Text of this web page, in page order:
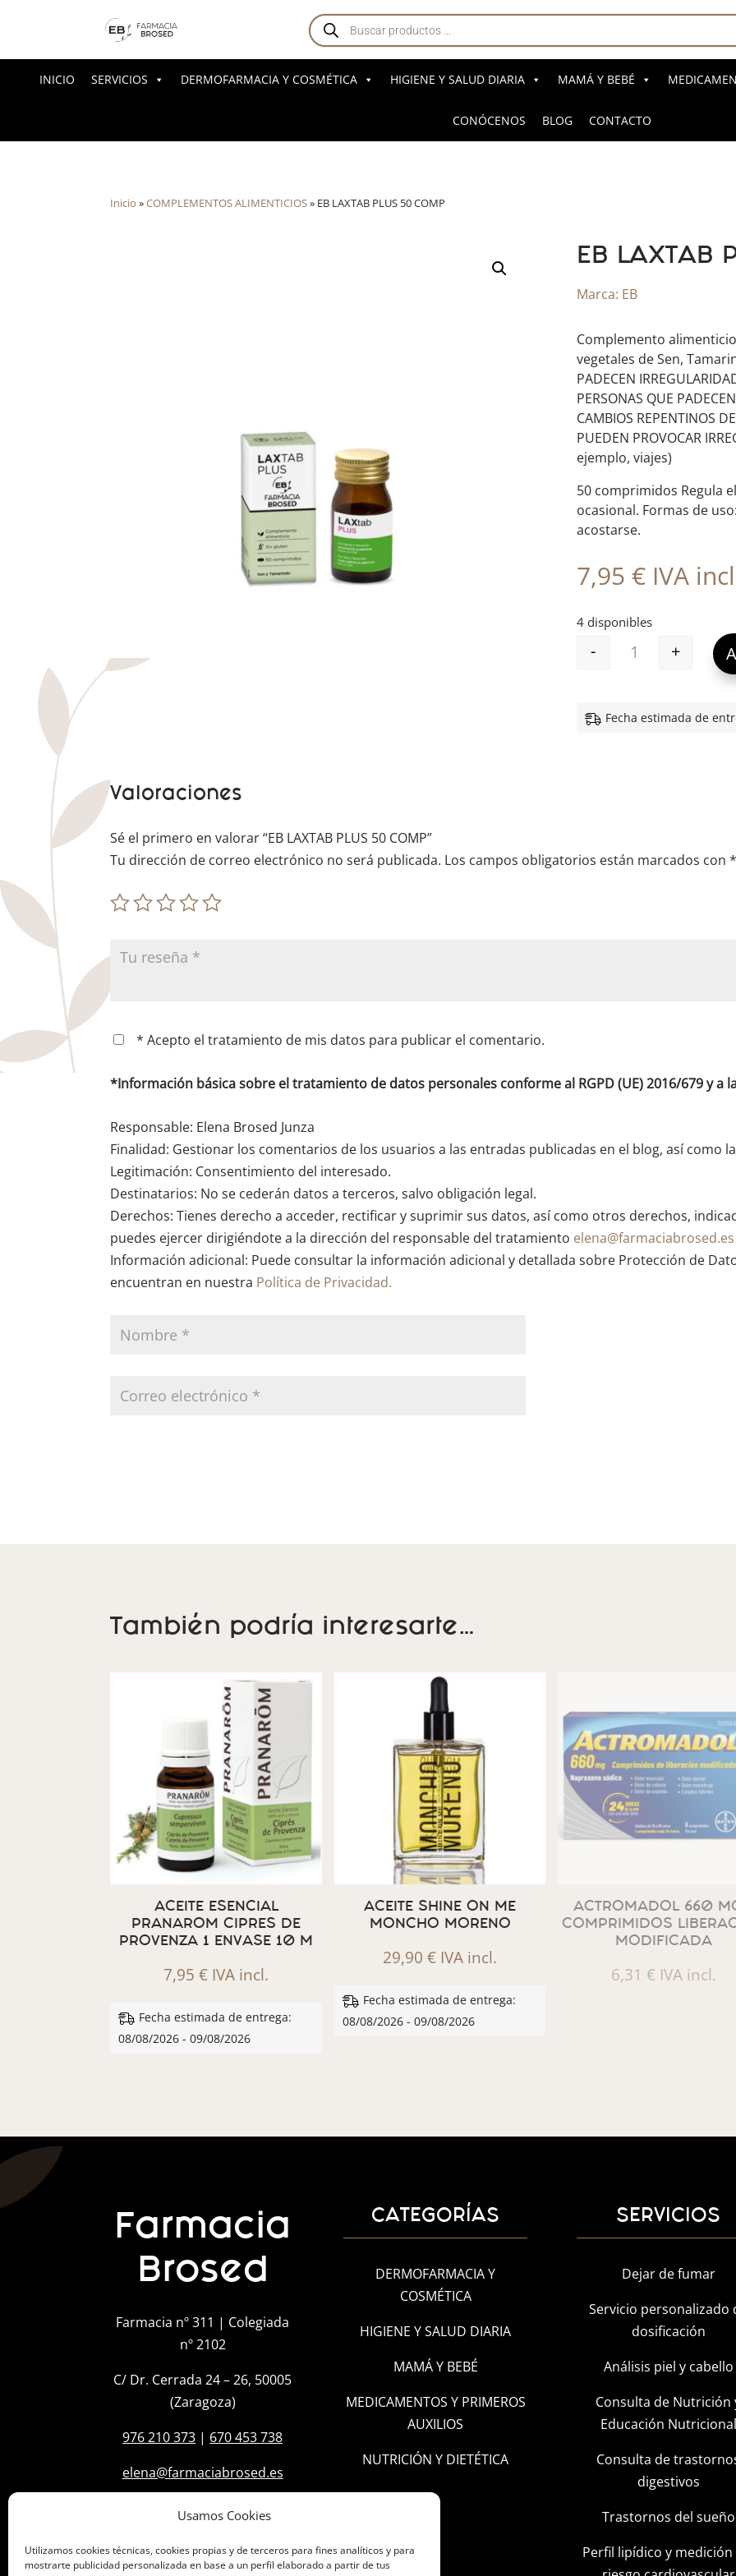
Usamos Cookies
Utilizamos cookies técnicas, cookies propias y de terceros para fines analíticos y para
mostrarte publicidad personalizada en base a un perfil elaborado a partir de tus
Búsqueda
de
productos
INICIO SERVICIOS DERMOFARMACIA Y COSMÉTICA HIGIENE Y SALUD DIARIA MAMÁ Y BEBÉ
CONÓCENOS BLOG CONTACTO
Inicio »COMPLEMENTOS ALIMENTICIOS» EB LAXTAB PLUS 50 COMP
EB LAXTAB
Marca: EB
Complemento
vegetales de Sen,
PADECEN
PERSONAS QUE
CAMBIOS REPENTINOS
PUEDEN PROVOCAR
ejemplo, viajes)
50 comprimidos Regula
ocasional. Formas de
acostarse.
7,95 € IVA
4 disponibles
EB LAXTAB
- +
Fecha estimada de
Valoraciones
Sé el primero en valorar “EB LAXTAB PLUS 50 COMP”
Tu dirección de correo electrónico no será publicada. Los campos obligatorios están marcados con*
* Acepto el tratamiento de mis datos para publicar el comentario.
*Información básica sobre el tratamiento de datos personales conforme al RGPD (UE) 2016/679 y a
Responsable: Elena Brosed Junza
Finalidad: Gestionar los comentarios de los usuarios a las entradas publicadas en el blog, así como
Legitimación: Consentimiento del interesado.
Destinatarios: No se cederán datos a terceros, salvo obligación legal.
Derechos: Tienes derecho a acceder, rectificar y suprimir sus datos, así como otros derechos,
puedes ejercer dirigiéndote a la dirección del responsable del tratamiento elena@farmaciabrosed.es
Información adicional: Puede consultar la información adicional y detallada sobre Protección de
encuentran en nuestra Política de Privacidad.
También podría interesarte…
ACEITE ESENCIAL
PRANAROM CIPRES DE
PROVENZA 1 ENVASE 10 M
7,95€ IVA incl.
Fecha estimada de entrega:
08/08/2026 - 09/08/2026
ACEITE SHINE ON ME
MONCHO MORENO
29,90€ IVA incl.
Fecha estimada de entrega:
08/08/2026 - 09/08/2026
ACTROMADOL 660
COMPRIMIDOS
MODIFICADA
6,31€ IVA incl.
Farmacia
Brosed
Farmacia nº 311 | Colegiada
nº 2102
C/ Dr. Cerrada 24 – 26, 50005
(Zaragoza)
976 210 373 | 670 453 738
elena@farmaciabrosed.es
CATEGORÍAS
DERMOFARMACIA Y
COSMÉTICA
HIGIENE Y SALUD DIARIA
MAMÁ Y BEBÉ
MEDICAMENTOS Y PRIMEROS
AUXILIOS
NUTRICIÓN Y DIETÉTICA
SERVICIOS
Dejar de fumar
Servicio personalizado
dosificación
Análisis piel y cabello
Consulta de Nutrición
Educación Nutricional
Consulta de
digestivos
Trastornos del sueño
Perfil lipídico y medición